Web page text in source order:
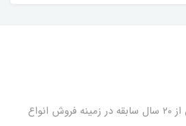
با بیش از ۲۰ سال سابقه در زمینه فروش انواع